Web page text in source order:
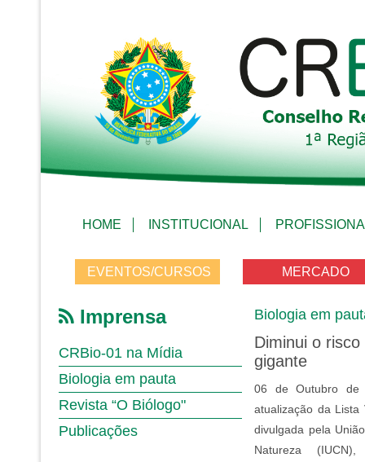
HOME INSTITUCIONAL
EVENTOS/CURSOS MERCADO
Imprensa
CRBio-01 na Mídia
Biologia em pauta
Revista “O Biólogo"
Publicações
Biologia em
Diminui o
gigante
06 de Outubro
atualização da Lista
divulgada pela
Natureza